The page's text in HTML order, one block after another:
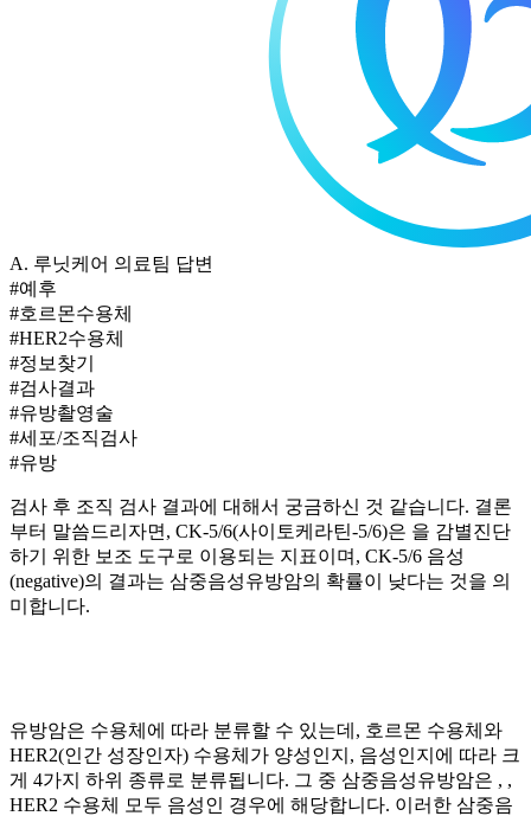
A. 루닛케어 의료팀 답변
#예후
#호르몬수용체
#HER2수용체
#정보찾기
#검사결과
#유방촬영술
#세포/조직검사
#유방
검사 후 조직 검사 결과에 대해서 궁금하신 것 같습니다. 결론
부터 말씀드리자면, CK-5/6(사이토케라틴-5/6)은 을 감별진단
하기 위한 보조 도구로 이용되는 지표이며, CK-5/6 음성
(negative)의 결과는 삼중음성유방암의 확률이 낮다는 것을 의
미합니다.
유방암은 수용체에 따라 분류할 수 있는데, 호르몬 수용체와
HER2(인간 성장인자) 수용체가 양성인지, 음성인지에 따라 크
게 4가지 하위 종류로 분류됩니다. 그 중 삼중음성유방암은 , ,
HER2 수용체 모두 음성인 경우에 해당합니다. 이러한 삼중음